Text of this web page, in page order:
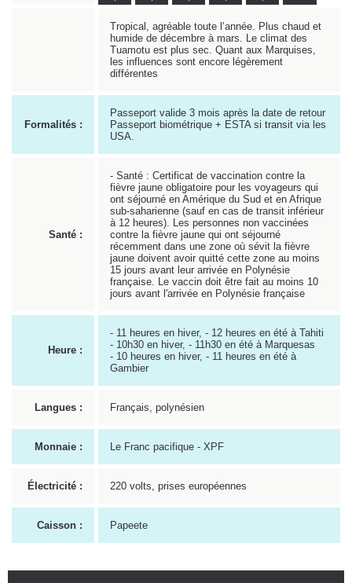
Tropical, agréable toute l’année. Plus chaud et
humide de décembre à mars. Le climat des
Tuamotu est plus sec. Quant aux Marquises,
les influences sont encore légèrement
différentes
Formalités :
Passeport valide 3 mois après la date de retour
Passeport biométrique + ESTA si transit via les
USA.
Santé :
- Santé : Certificat de vaccination contre la
fièvre jaune obligatoire pour les voyageurs qui
ont séjourné en Amérique du Sud et en Afrique
sub-saharienne (sauf en cas de transit inférieur
à 12 heures). Les personnes non vaccinées
contre la fièvre jaune qui ont séjourné
récemment dans une zone où sévit la fièvre
jaune doivent avoir quitté cette zone au moins
15 jours avant leur arrivée en Polynésie
française. Le vaccin doit être fait au moins 10
jours avant l'arrivée en Polynésie française
Heure :
- 11 heures en hiver, - 12 heures en été à Tahiti
- 10h30 en hiver, - 11h30 en été à Marquesas
- 10 heures en hiver, - 11 heures en été à
Gambier
Langues : Français, polynésien
Monnaie : Le Franc pacifique - XPF
Électricité : 220 volts, prises européennes
Caisson : Papeete